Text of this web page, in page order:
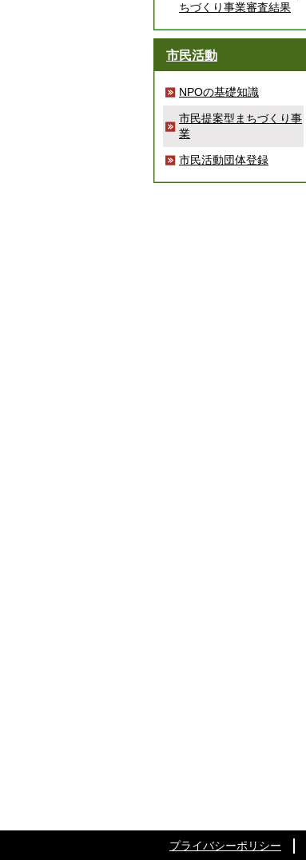
ちづくり事業審査結果
市民活動
NPOの基礎知識
市民提案型まちづくり事
業
市民活動団体登録
プライバシーポリシー